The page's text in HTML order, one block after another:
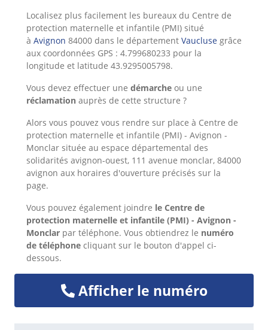
Localisez plus facilement les bureaux du Centre de
protection maternelle et infantile (PMI) situé
à Avignon 84000 dans le département Vaucluse grâce
aux coordonnées GPS : 4.799680233 pour la
longitude et latitude 43.9295005798.
Vous devez effectuer une démarche ou une
réclamation auprès de cette structure ?
Alors vous pouvez vous rendre sur place à Centre de
protection maternelle et infantile (PMI) - Avignon -
Monclar située au espace départemental des
solidarités avignon-ouest, 111 avenue monclar, 84000
avignon aux horaires d'ouverture précisés sur la
page.
Vous pouvez également joindre le Centre de
protection maternelle et infantile (PMI) - Avignon -
Monclar par téléphone. Vous obtiendrez le numéro
de téléphone cliquant sur le bouton d'appel ci-
dessous.
Afficher le numéro